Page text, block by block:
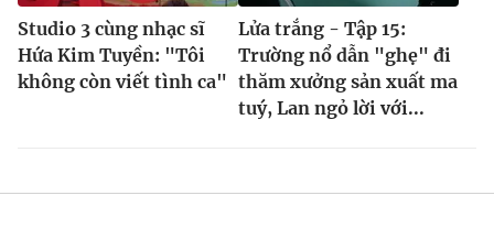
Studio 3 cùng nhạc sĩ
Hứa Kim Tuyền: "Tôi
không còn viết tình ca"
Lửa trắng - Tập 15:
Trường nổ dẫn "ghẹ" đi
thăm xưởng sản xuất ma
tuý, Lan ngỏ lời với...